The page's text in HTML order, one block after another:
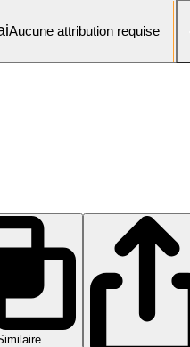
Aucune attribution requise